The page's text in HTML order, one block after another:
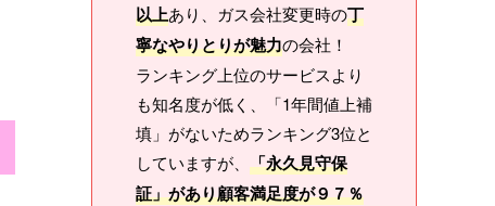
以上あり、ガス会社変更時の丁
寧なやりとりが魅力の会社！
ランキング上位のサービスより
も知名度が低く、「1年間値上補
填」がないためランキング3位と
していますが、 「永久見守保
証」があり顧客満足度が９７％